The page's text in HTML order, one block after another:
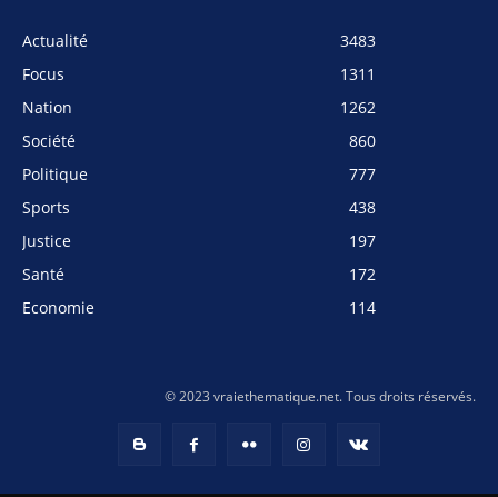
Actualité
3483
Focus
1311
Nation
1262
Société
860
Politique
777
Sports
438
Justice
197
Santé
172
Economie
114
© 2023 vraiethematique.net. Tous droits réservés.